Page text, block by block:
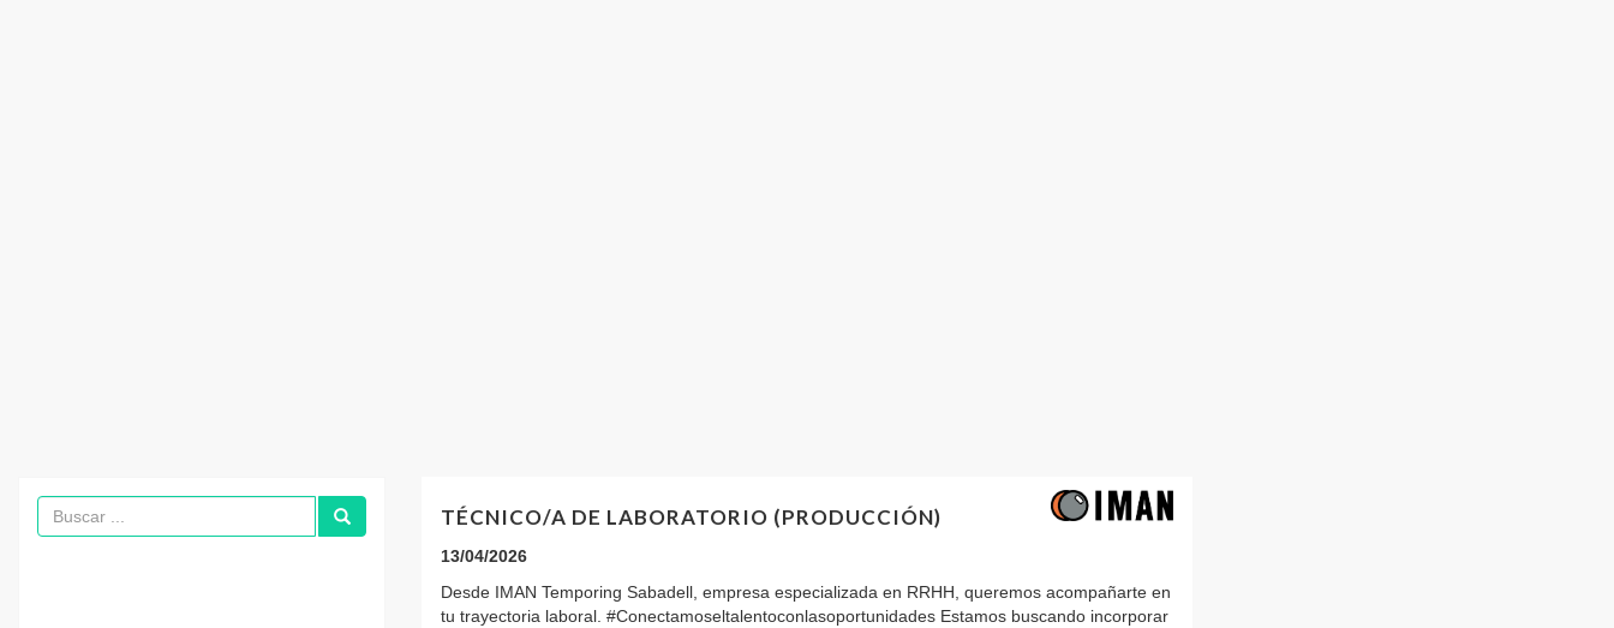
TÉCNICO/A DE LABORATORIO (PRODUCCIÓN)
13/04/2026
Desde IMAN Temporing Sabadell, empresa especializada en RRHH, queremos acompañarte en
tu trayectoria laboral. #Conectamoseltalentoconlasoportunidades Estamos buscando incorporar